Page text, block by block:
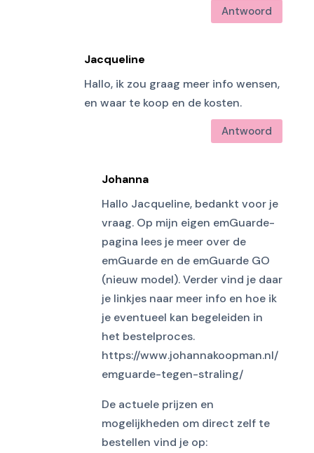
Antwoord
Jacqueline
Hallo, ik zou graag meer info wensen,
en waar te koop en de kosten.
Antwoord
Johanna
Hallo Jacqueline, bedankt voor je
vraag. Op mijn eigen emGuarde-
pagina lees je meer over de
emGuarde en de emGuarde GO
(nieuw model). Verder vind je daar
je linkjes naar meer info en hoe ik
je eventueel kan begeleiden in
het bestelproces.
https://www.johannakoopman.nl/
emguarde-tegen-straling/
De actuele prijzen en
mogelijkheden om direct zelf te
bestellen vind je op: